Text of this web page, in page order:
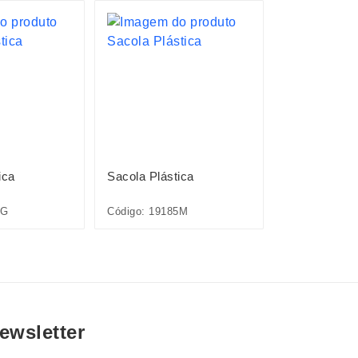
Sacola Plástica
Código: 19185M